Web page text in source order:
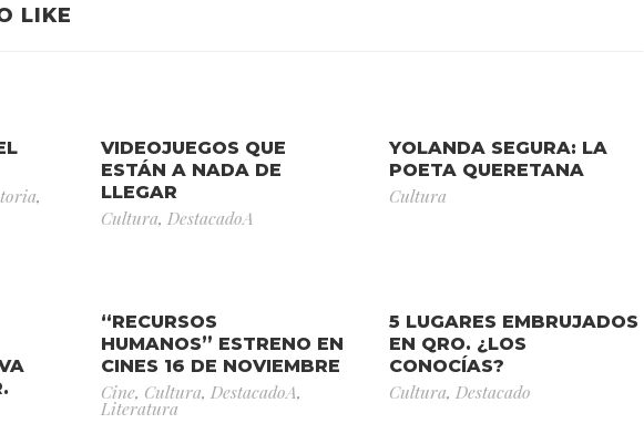
LIKE
,
VIDEOJUEGOS QUE
ESTÁN A NADA DE
LLEGAR
Cultura, DestacadoA
YOLANDA SEGURA: LA
POETA QUERETANA
Cultura
“RECURSOS
HUMANOS” ESTRENO EN
CINES 16 DE NOVIEMBRE
Cine, Cultura, DestacadoA,
Literatura
5 LUGARES EMBRUJADOS
EN QRO. ¿LOS
CONOCÍAS?
Cultura, Destacado